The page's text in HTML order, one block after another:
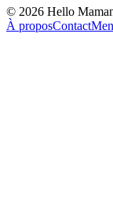
© 2026 Hello
À proposContact